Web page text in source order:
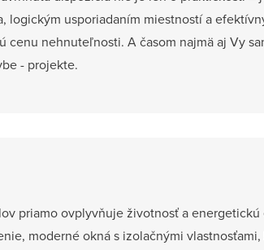
logickým usporiadaním miestností a
cenu nehnuteľnosti. A časom najmä aj Vy
- projekte.
priamo ovplyvňuje životnosť a
moderné okná s izolačnými